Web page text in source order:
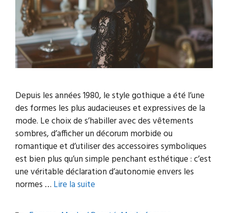
Depuis les années 1980, le style gothique a été l’une
des formes les plus audacieuses et expressives de la
mode. Le choix de s’habiller avec des vêtements
sombres, d’afficher un décorum morbide ou
romantique et d’utiliser des accessoires symboliques
est bien plus qu’un simple penchant esthétique : c’est
une véritable déclaration d’autonomie envers les
normes …Lire la suite